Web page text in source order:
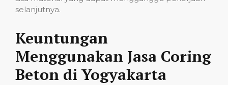
selanjutnya.
Keuntungan
Menggunakan Jasa Coring
Beton di Yogyakarta